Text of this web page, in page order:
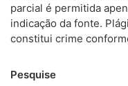
parcial é permitida
indicação da fonte.
constitui crime
Pesquise